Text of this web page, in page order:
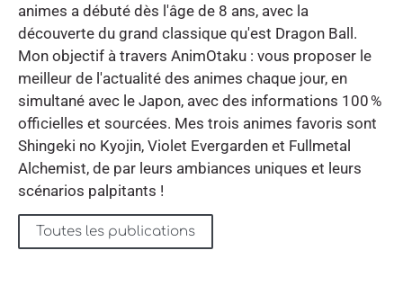
animes a débuté dès l'âge de 8 ans, avec la
découverte du grand classique qu'est Dragon Ball.
Mon objectif à travers AnimOtaku : vous proposer le
meilleur de l'actualité des animes chaque jour, en
simultané avec le Japon, avec des informations 100 %
officielles et sourcées. Mes trois animes favoris sont
Shingeki no Kyojin, Violet Evergarden et Fullmetal
Alchemist, de par leurs ambiances uniques et leurs
scénarios palpitants !
Toutes les publications